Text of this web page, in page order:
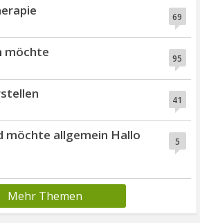
69
95
möchte
41
5
möchte allgemein Hallo
Mehr Themen